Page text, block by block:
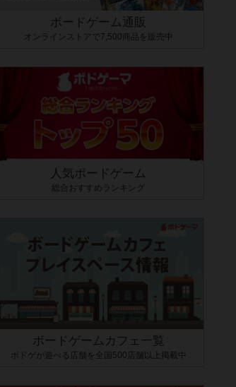
ボードゲーム通販
オンラインストアで7,500商品を販売中
人気ボードゲーム
総合おすすめランキング
ボードゲームカフェ一覧
ボドゲが遊べる店舗を全国500店舗以上掲載中